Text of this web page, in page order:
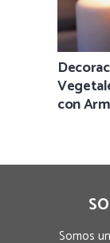
con
Somos